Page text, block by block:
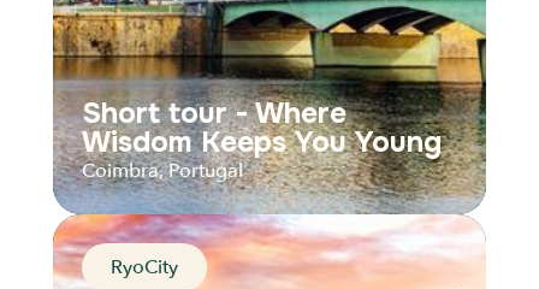
Short tour - Where
Wisdom Keeps You Young
Coimbra, Portugal
RyoCity